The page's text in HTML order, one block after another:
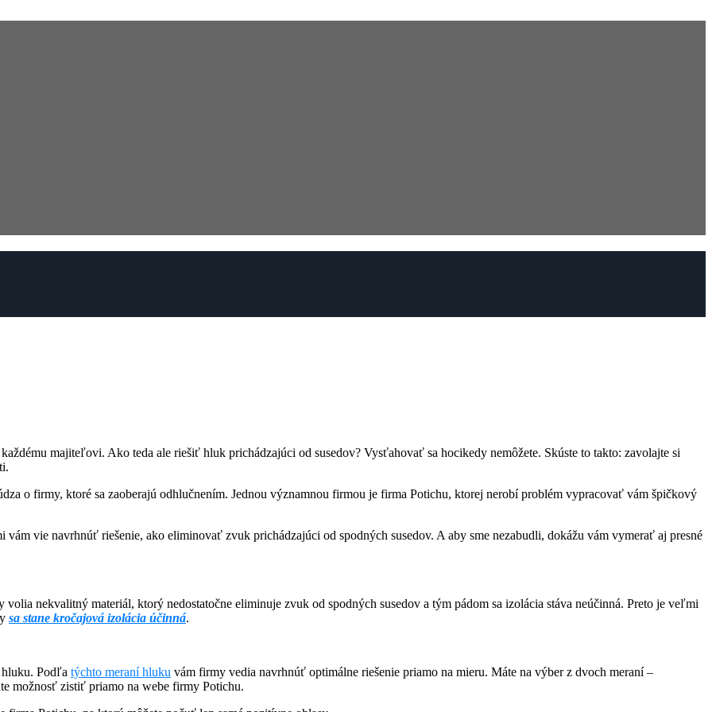
majiteľovi. Ako teda ale riešiť hluk prichádzajúci od susedov? Vysťahovať sa hocikedy nemôžete. Skúste to takto: zavolajte si
o firmy, ktoré sa zaoberajú odhlučnením. Jednou významnou firmou je firma Potichu, ktorej nerobí problém vypracovať vám špičkový
vie navrhnúť riešenie, ako eliminovať zvuk prichádzajúci od spodných susedov. A aby sme nezabudli, dokážu vám vymerať aj presné
nekvalitný materiál, ktorý nedostatočne eliminuje zvuk od spodných susedov a tým pádom sa izolácia stáva neúčinná. Preto je veľmi
sa stane kročajová izolácia účinná.
hluku. Podľa týchto meraní hluku vám firmy vedia navrhnúť optimálne riešenie priamo na mieru. Máte na výber z dvoch meraní –
možnosť zistiť priamo na webe firmy Potichu.